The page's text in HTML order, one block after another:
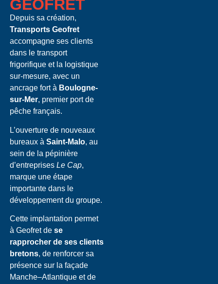
GEOFRET
Depuis sa création,
Transports Geofret
accompagne ses clients
dans le transport
frigorifique et la logistique
sur-mesure, avec un
ancrage fort à Boulogne-
sur-Mer, premier port de
pêche français.
L’ouverture de nouveaux
bureaux à Saint-Malo, au
sein de la pépinière
d’entreprises Le Cap,
marque une étape
importante dans le
développement du groupe.
Cette implantation permet
à Geofret de se
rapprocher de ses clients
bretons, de renforcer sa
présence sur la façade
Manche–Atlantique et de